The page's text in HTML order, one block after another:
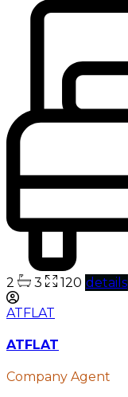
2 3 120 details
ATFLAT
ATFLAT
Company Agent